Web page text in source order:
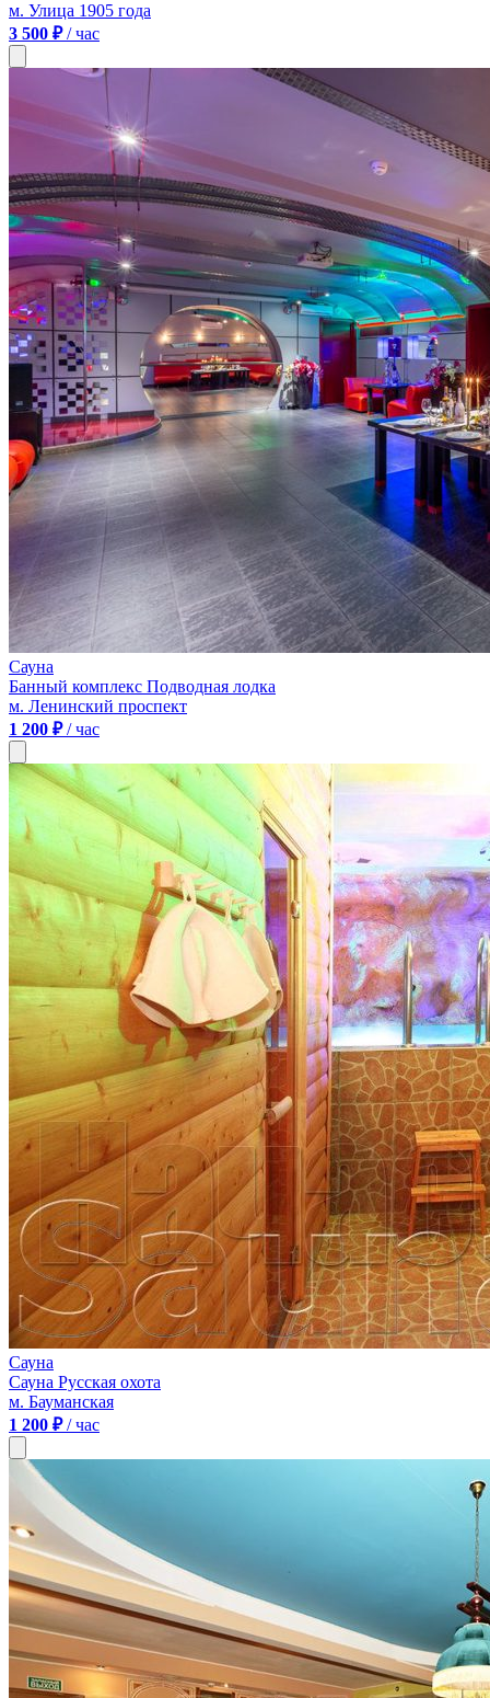
м. Улица 1905 года
3 500 ₽/ час
Сауна
Банный комплекс Подводная лодка
м. Ленинский проспект
1 200 ₽/ час
Сауна
Сауна Русская охота
м. Бауманская
1 200 ₽/ час